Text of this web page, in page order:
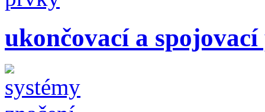
ukončovací a